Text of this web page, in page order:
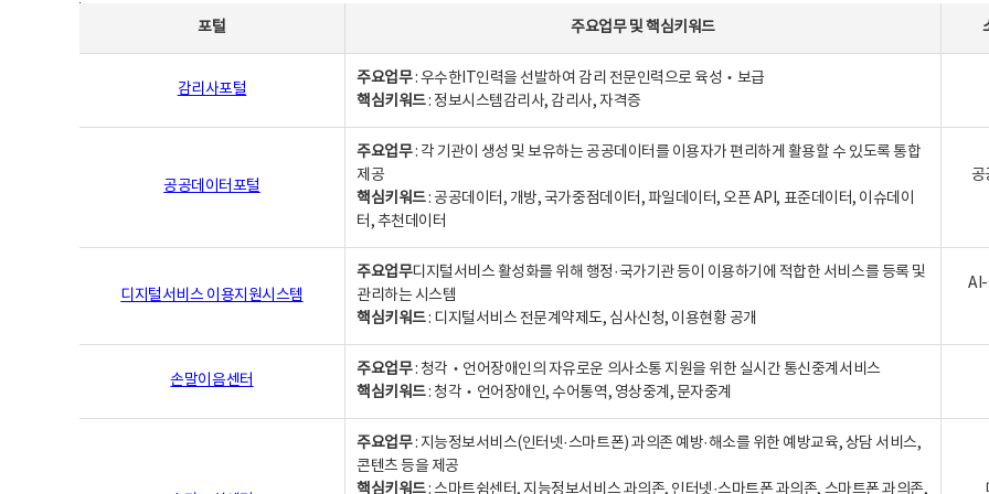
포털 주요업무및핵심키워드
감리사포털
주요업무: 우수한IT인력을 선발하여 감리 전문인력으로 육성‧보급
핵심키워드: 정보시스템감리사, 감리사, 자격증
공공데이터포털
주요업무: 각 기관이 생성 및 보유하는 공공데이터를 이용자가 편리하게 활용할 수 있도록 통합
제공
핵심키워드: 공공데이터, 개방, 국가중점데이터, 파일데이터, 오픈 API, 표준데이터, 이슈데이
터, 추천데이터
공
디지털서비스 이용지원시스템
주요업무디지털서비스 활성화를 위해 행정·국가기관 등이 이용하기에 적합한 서비스를 등록 및
관리하는 시스템
핵심키워드: 디지털서비스 전문계약제도, 심사신청, 이용현황 공개
손말이음센터
주요업무: 청각‧언어장애인의 자유로운 의사소통 지원을 위한 실시간 통신중계서비스
핵심키워드: 청각‧언어장애인, 수어통역, 영상중계, 문자중계
주요업무: 지능정보서비스(인터넷·스마트폰) 과의존 예방·해소를 위한 예방교육, 상담 서비스,
콘텐츠 등을 제공
핵심키워드: 스마트쉼센터, 지능정보서비스 과의존, 인터넷·스마트폰 과의존, 스마트폰 과의존,